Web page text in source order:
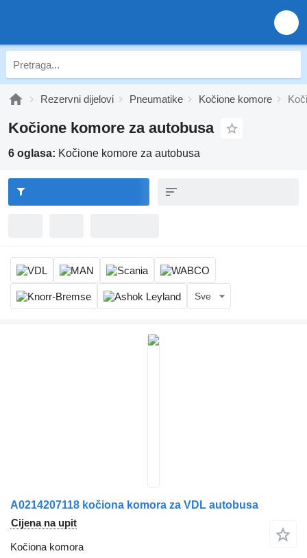
Rezervni dijelovi Pneumatikе Kočione komore
Kočione komore za autobusa
6 oglasa: Kočione komore za autobusa
Sve
A0214207118 kočiona komora za VDL autobusa
Cijena na upit
Kočiona komora